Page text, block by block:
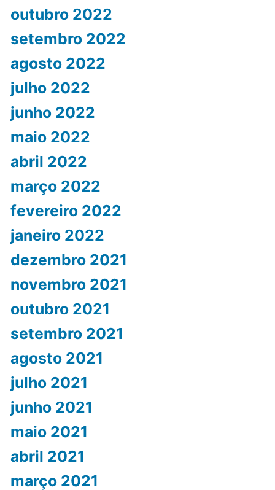
outubro 2022
setembro 2022
agosto 2022
julho 2022
junho 2022
maio 2022
abril 2022
março 2022
fevereiro 2022
janeiro 2022
dezembro 2021
novembro 2021
outubro 2021
setembro 2021
agosto 2021
julho 2021
junho 2021
maio 2021
abril 2021
março 2021